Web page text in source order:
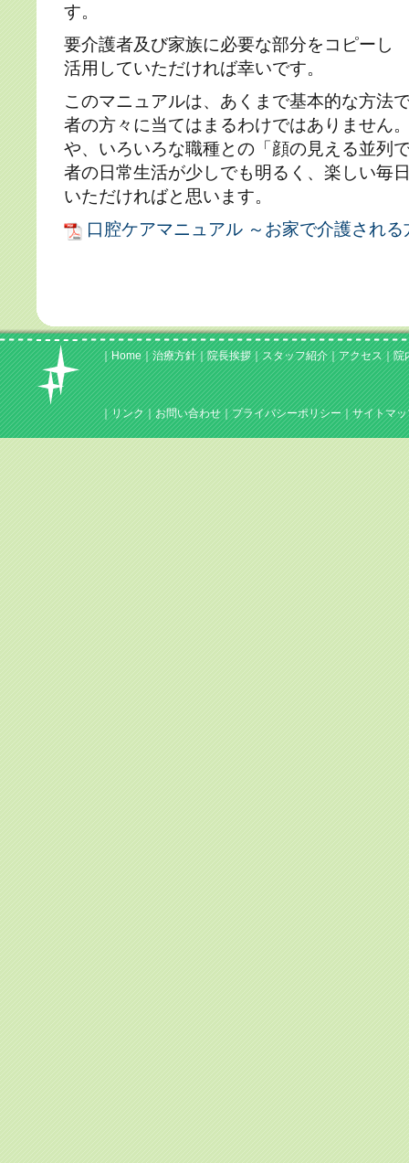
す。
要介護者及び家族に必要な部分をコピーし
活用していただければ幸いです。
このマニュアルは、あくまで基本的な方法
者の方々に当てはまるわけではありません
や、いろいろな職種との「顔の見える並列
者の日常生活が少しでも明るく、楽しい毎
いただければと思います。
口腔ケアマニュアル ～お家で介護される
｜Home｜治療方針｜院長挨拶｜スタッフ紹介｜アクセス｜院
｜リンク｜お問い合わせ｜プライバシーポリシー｜サイトマ